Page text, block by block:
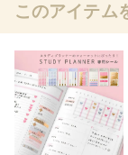
このアイテム